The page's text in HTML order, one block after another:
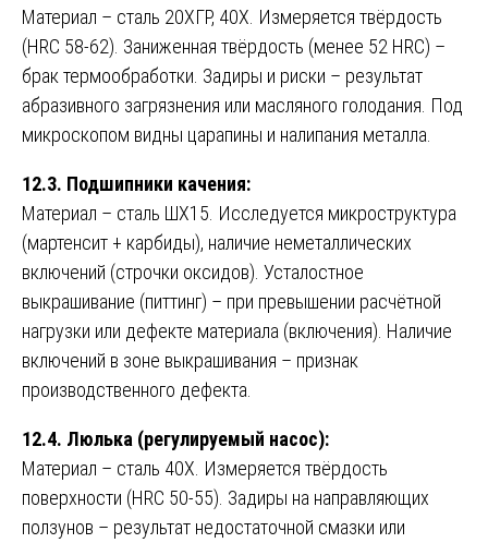
Материал – сталь 20ХГР, 40Х. Измеряется твёрдость
(HRC 58-62). Заниженная твёрдость (менее 52 HRC) –
брак термообработки. Задиры и риски – результат
абразивного загрязнения или масляного голодания. Под
микроскопом видны царапины и налипания металла.
12.3. Подшипники качения:
Материал – сталь ШХ15. Исследуется микроструктура
(мартенсит + карбиды), наличие неметаллических
включений (строчки оксидов). Усталостное
выкрашивание (питтинг) – при превышении расчётной
нагрузки или дефекте материала (включения). Наличие
включений в зоне выкрашивания – признак
производственного дефекта.
12.4. Люлька (регулируемый насос):
Материал – сталь 40Х. Измеряется твёрдость
поверхности (HRC 50-55). Задиры на направляющих
ползунов – результат недостаточной смазки или